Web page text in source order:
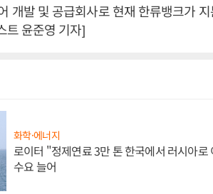
개발 및 공급회사로 현재 한류뱅크가
트 윤준영 기자]
화학·에너지
로이터 "정제연료 3만 톤 한국에서 러시아
수요 늘어